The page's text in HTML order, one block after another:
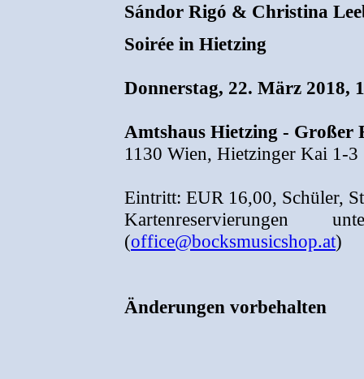
Sándor Rigó & Christina
Soirée in Hietzing
Donnerstag, 22. März 2018,
Amtshaus Hietzing - Großer
1130 Wien, Hietzinger Kai 1-3
Eintritt: EUR 16,00, Schüler,
(office@bocksmusicshop.at)
Änderungen vorbehalten